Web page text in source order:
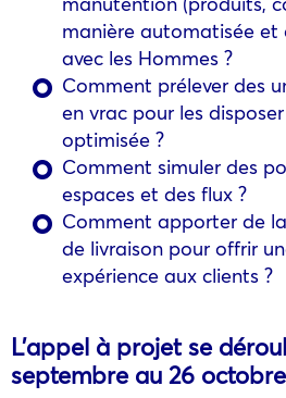
manière automatisée
avec les Hommes ?
Comment prélever des
en vrac pour les
optimisée ?
Comment simuler des
espaces et des flux ?
Comment apporter de
de livraison pour offrir
expérience aux clients ?
L’appel à projet se
septembre au 26